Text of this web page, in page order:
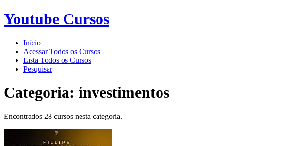
Youtube Cursos
Início
Acessar Todos os Cursos
Lista Todos os Cursos
Pesquisar
Categoria: investimentos
Encontrados 28 cursos nesta categoria.